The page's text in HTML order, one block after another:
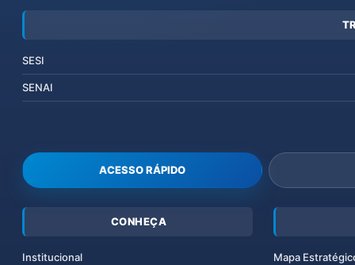
SESI
SENAI
ACESSO RÁPIDO
CONHEÇA
Institucional Mapa